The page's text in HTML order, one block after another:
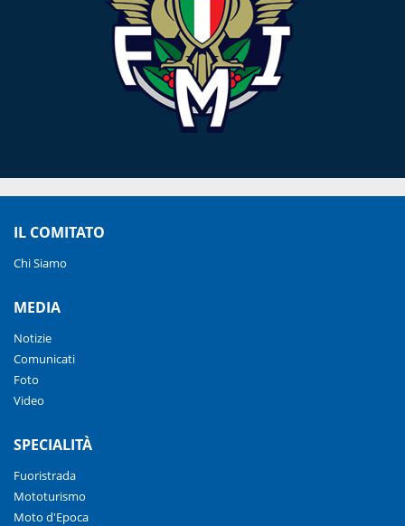
IL COMITATO
Chi Siamo
MEDIA
Notizie
Comunicati
Foto
Video
SPECIALITÀ
Fuoristrada
Mototurismo
Moto d'Epoca